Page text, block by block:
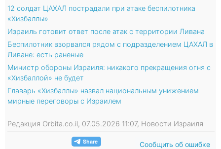
12 солдат ЦАХАЛ пострадали при атаке беспилотника
«Хизбаллы»
Израиль готовит ответ после атак с территории Ливана
Беспилотник взорвался рядом с подразделением ЦАХАЛ в
Ливане: есть раненые
Министр обороны Израиля: никакого прекращения огня с
«Хизбаллой» не будет
Главарь «Хизбаллы» назвал национальным унижением
мирные переговоры с Израилем
Редакция Orbita.co.il, 07.05.2026 11:07, Новости Израиля
Сообщить об ошибке